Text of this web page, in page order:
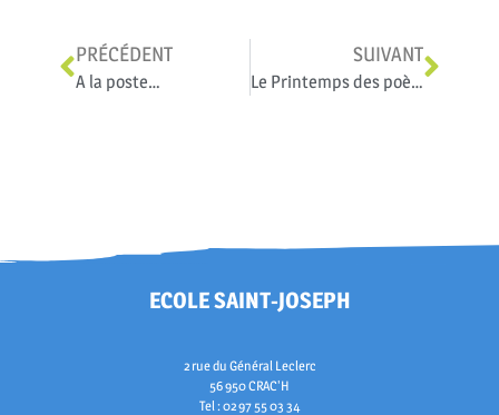
PRÉCÉDENT
A la poste…
SUIVANT
Le Printemps des poètes
ECOLE SAINT-JOSEPH
2 rue du Général Leclerc
56 950 CRAC'H
Tel : 02 97 55 03 34